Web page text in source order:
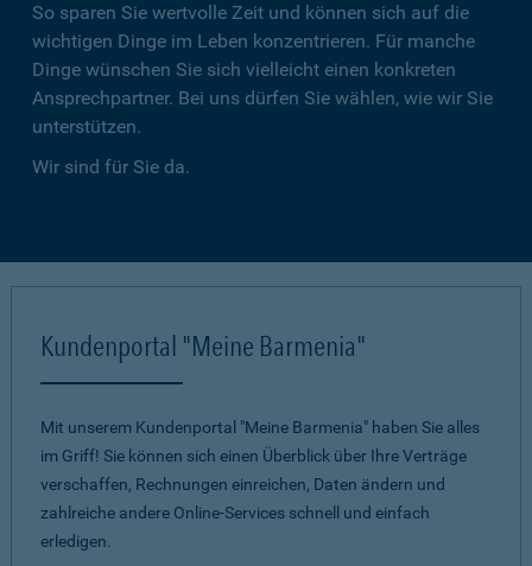
So sparen Sie wertvolle Zeit und können sich auf die
wichtigen Dinge im Leben konzentrieren. Für manche
Dinge wünschen Sie sich vielleicht einen konkreten
Ansprechpartner. Bei uns dürfen Sie wählen, wie wir Sie
unterstützen.
Wir sind für Sie da.
Kundenportal "Meine Barmenia"
Mit unserem Kundenportal "Meine Barmenia" haben Sie alles
im Griff! Sie können sich einen Überblick über Ihre Verträge
verschaffen, Rechnungen einreichen, Daten ändern und
zahlreiche andere Online-Services schnell und einfach
erledigen.